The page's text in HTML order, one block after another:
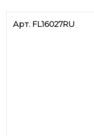
Арт. FL16027RU